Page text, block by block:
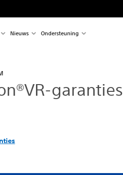
Nieuws Ondersteuning
garanties